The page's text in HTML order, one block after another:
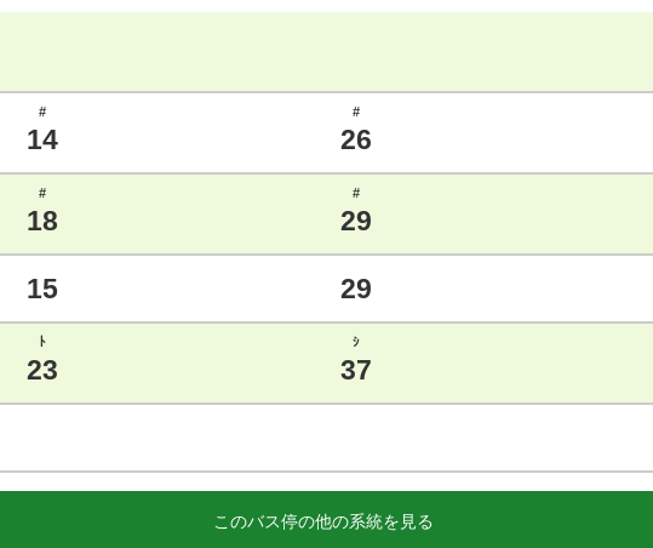
#
14
#
26
#
18
#
29
15 29
ﾄ
23
ｼ
37
このバス停の他の系統を見る